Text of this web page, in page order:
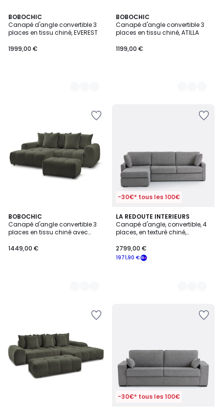
BOBOCHIC
Canapé d'angle convertible 3
places en tissu chiné, EVEREST
1999,00 €
9
Couleurs
BOBOCHIC
Canapé d'angle convertible 3
places en tissu chiné, ATILLA
1199,00 €
9
Couleurs
BOBOCHIC
Canapé d'angle convertible 3
places en tissu chiné avec
1449,00 €
9
Couleurs
-30€* tous les 100€
LA REDOUTE INTERIEURS
Canapé d'angle, convertible, 4
places, en texturé chiné,
1971,90 €
2799,00 €
3
Couleurs
-30€* tous les 100€